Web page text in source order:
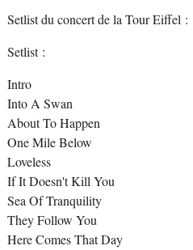
Setlist du concert de la Tour Eiffel :
Setlist :
Intro
Into A Swan
About To Happen
One Mile Below
Loveless
If It Doesn't Kill You
Sea Of Tranquility
They Follow You
Here Comes That Day